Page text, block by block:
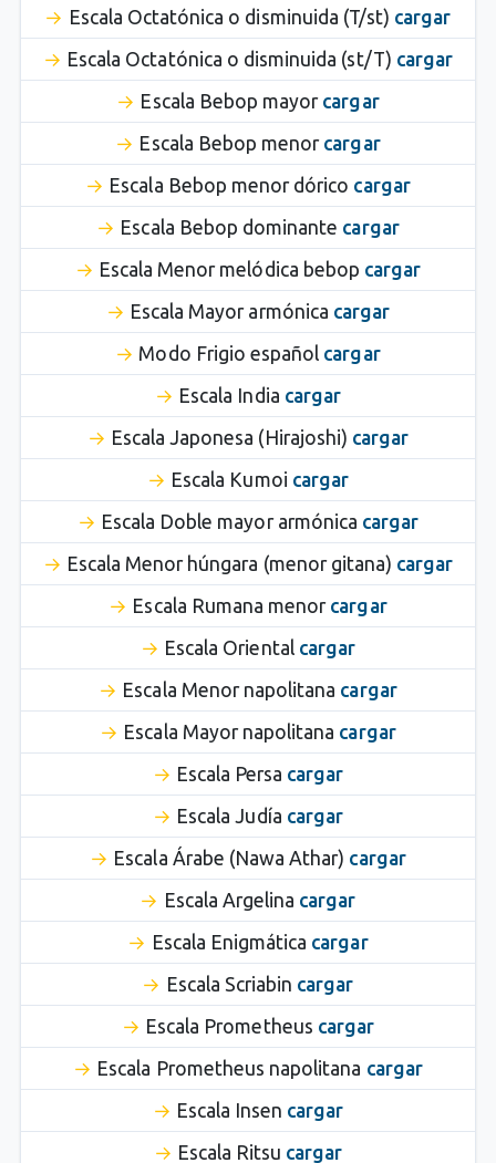
Escala Octatónica o disminuida (T/st) cargar
Escala Octatónica o disminuida (st/T) cargar
Escala Bebop mayor cargar
Escala Bebop menor cargar
Escala Bebop menor dórico cargar
Escala Bebop dominante cargar
Escala Menor melódica bebop cargar
Escala Mayor armónica cargar
Modo Frigio español cargar
Escala India cargar
Escala Japonesa (Hirajoshi) cargar
Escala Kumoi cargar
Escala Doble mayor armónica cargar
Escala Menor húngara (menor gitana) cargar
Escala Rumana menor cargar
Escala Oriental cargar
Escala Menor napolitana cargar
Escala Mayor napolitana cargar
Escala Persa cargar
Escala Judía cargar
Escala Árabe (Nawa Athar) cargar
Escala Argelina cargar
Escala Enigmática cargar
Escala Scriabin cargar
Escala Prometheus cargar
Escala Prometheus napolitana cargar
Escala Insen cargar
Escala Ritsu cargar